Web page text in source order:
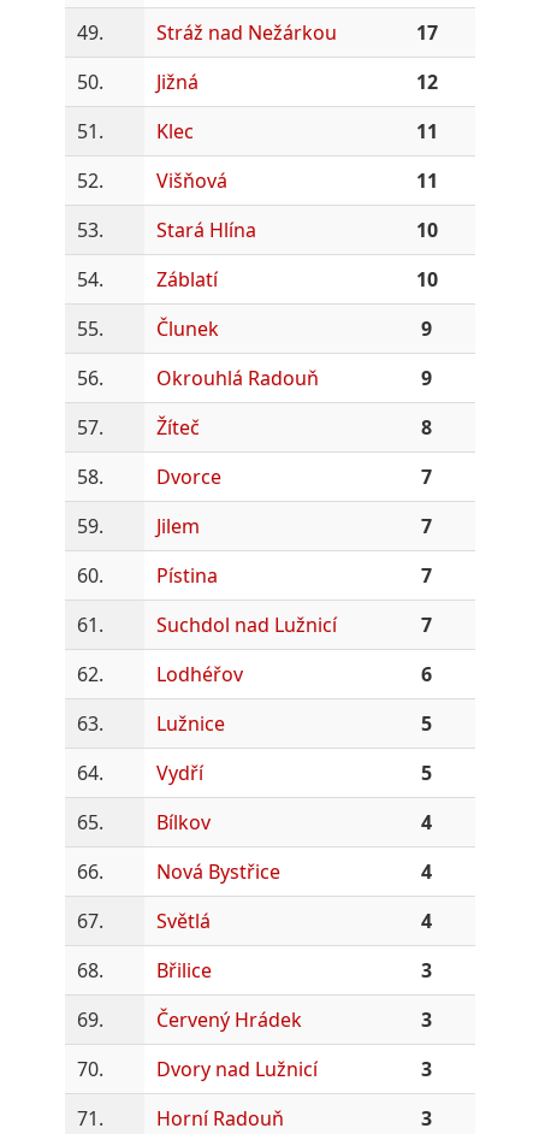
49. Stráž nad Nežárkou
17
50.
Jižná
12
51.
Klec
11
52.
Višňová
11
53.
Stará Hlína
10
54.
Záblatí
10
55.
Člunek
9
56.
Okrouhlá Radouň
9
57.
Žíteč
8
58.
Dvorce
7
59.
Jilem
7
60.
Pístina
7
61.
Suchdol nad Lužnicí
7
62.
Lodhéřov
6
63.
Lužnice
5
64.
Vydří
5
65.
Bílkov
4
66.
Nová Bystřice
4
67.
Světlá
4
68.
Břilice
3
69.
Červený Hrádek
3
70.
Dvory nad Lužnicí
3
71.
Horní Radouň
3